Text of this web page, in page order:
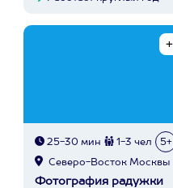
25-30 мин 1-3 чел 5+
Северо-Восток Москвы
Фотография радужки